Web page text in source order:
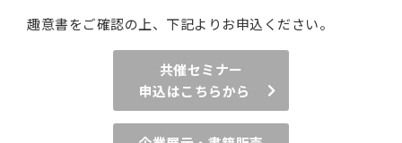
趣意書をご確認の上、下記よりお申込ください。
共催セミナー
申込はこちらから